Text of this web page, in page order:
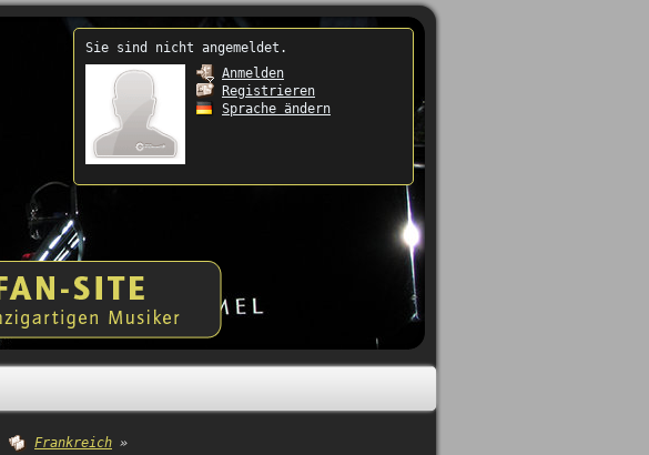
Sie sind nicht angemeldet.
Anmelden
Registrieren
Sprache ändern
Frankreich »